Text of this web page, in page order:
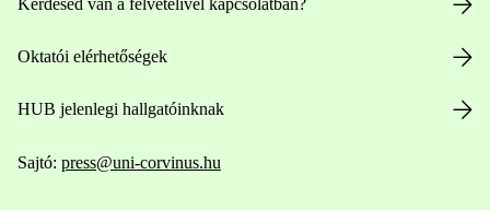
Kérdésed van a felvételivel kapcsolatban?
Oktatói elérhetőségek
HUB jelenlegi hallgatóinknak
Sajtó: press@uni-corvinus.hu